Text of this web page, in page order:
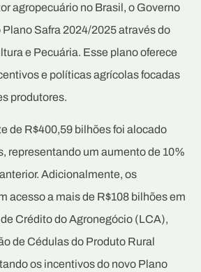
agropecuário no Brasil, o Governo
Safra 2024/2025 através do
e Pecuária. Esse plano oferece
e políticas agrícolas focadas
produtores.
de R$400,59 bilhões foi alocado
representando um aumento de 10%
Adicionalmente, os
acesso a mais de R$108 bilhões em
Crédito do Agronegócio (LCA),
de Cédulas do Produto Rural
os incentivos do novo Plano